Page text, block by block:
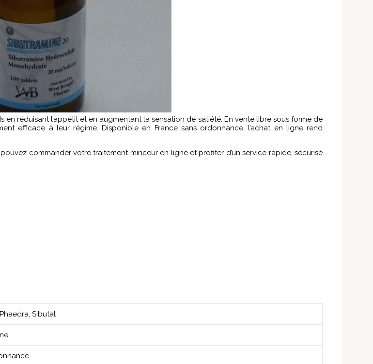
réduisant l’appétit et en augmentant la sensation de satiété. En vente libre sous forme de
efficace à leur régime. Disponible en France sans ordonnance, l’achat en ligne rend
commander votre traitement minceur en ligne et profiter d’un service rapide, sécurisé
Sibutal